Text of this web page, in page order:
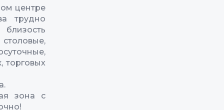
центре
трудно
торговых
зона с